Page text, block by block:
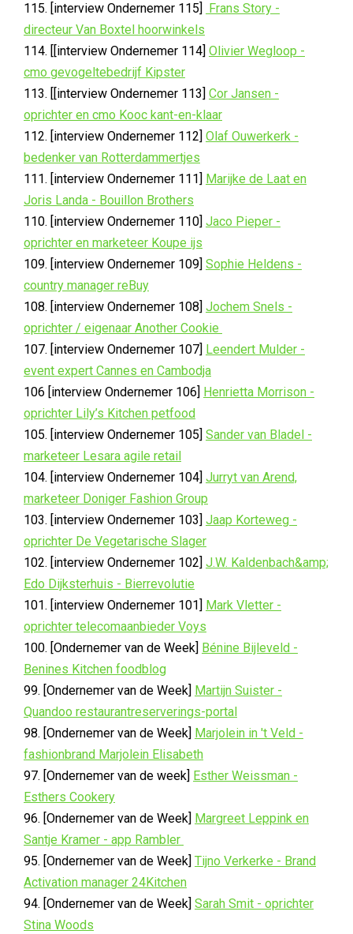
115. [interview Ondernemer 115] Frans Story -
directeur Van Boxtel hoorwinkels
114. [[interview Ondernemer 114] Olivier Wegloop -
cmo gevogeltebedrijf Kipster
113. [[interview Ondernemer 113] Cor Jansen -
oprichter en cmo Kooc kant-en-klaar
112. [interview Ondernemer 112] Olaf Ouwerkerk -
bedenker van Rotterdammertjes
111. [interview Ondernemer 111] Marijke de Laat en
Joris Landa - Bouillon Brothers
110. [interview Ondernemer 110] Jaco Pieper -
oprichter en marketeer Koupe ijs
109. [interview Ondernemer 109] Sophie Heldens -
country manager reBuy
108. [interview Ondernemer 108] Jochem Snels -
oprichter / eigenaar Another Cookie
107. [interview Ondernemer 107] Leendert Mulder -
event expert Cannes en Cambodja
106 [interview Ondernemer 106] Henrietta Morrison -
oprichter Lily’s Kitchen petfood
105. [interview Ondernemer 105] Sander van Bladel -
marketeer Lesara agile retail
104. [interview Ondernemer 104] Jurryt van Arend,
marketeer Doniger Fashion Group
103. [interview Ondernemer 103] Jaap Korteweg -
oprichter De Vegetarische Slager
102. [interview Ondernemer 102] J.W. Kaldenbach&amp;
Edo Dijksterhuis - Bierrevolutie
101. [interview Ondernemer 101] Mark Vletter -
oprichter telecomaanbieder Voys
100. [Ondernemer van de Week] Bénine Bijleveld -
Benines Kitchen foodblog
99. [Ondernemer van de Week] Martijn Suister -
Quandoo restaurantreserverings-portal
98. [Ondernemer van de Week] Marjolein in 't Veld -
fashionbrand Marjolein Elisabeth
97. [Ondernemer van de week] Esther Weissman -
Esthers Cookery
96. [Ondernemer van de Week] Margreet Leppink en
Santje Kramer - app Rambler
95. [Ondernemer van de Week] Tijno Verkerke - Brand
Activation manager 24Kitchen
94. [Ondernemer van de Week] Sarah Smit - oprichter
Stina Woods